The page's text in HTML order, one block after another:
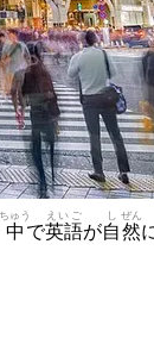
中
ちゅう
で英語
えいご
が自
し
然
ぜん